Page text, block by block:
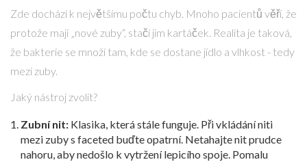
Zde dochází k největšímu počtu chyb. Mnoho pacientů věří, že
protože mají „nové zuby“, stačí jim kartáček. Realita je taková,
že bakterie se množí tam, kde se dostane jídlo a vlhkost - tedy
mezi zuby.
Jaký nástroj zvolit?
Zubní nit: Klasika, která stále funguje. Při vkládání niti
mezi zuby s faceted buďte opatrní. Netahajte nit prudce
nahoru, aby nedošlo k vytržení lepicího spoje. Pomalu